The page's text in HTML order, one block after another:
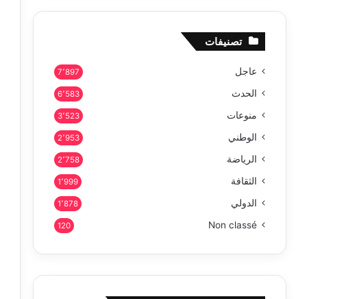
تصنيفات
عاجل 7٬897
الحدث 6٬583
منوعات 3٬523
الوطني 2٬953
الرياضة 2٬758
الثقافة 1٬999
الدولي 1٬878
Non classé
120